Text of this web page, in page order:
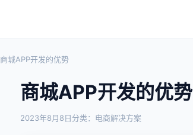
商城APP开发的优势
商城APP开发的优势
2023年8月8日分类：电商解决方案